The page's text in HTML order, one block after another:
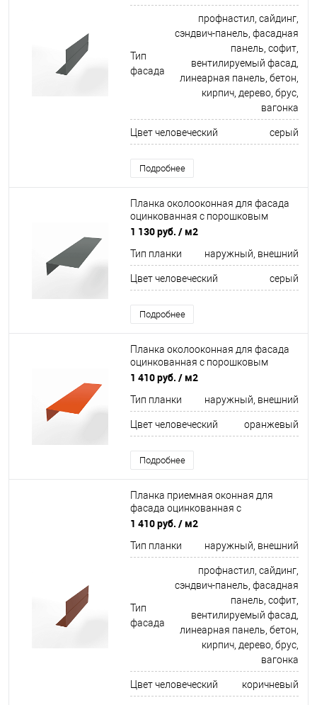
Тип
фасада
профнастил, сайдинг,
сэндвич-панель, фасадная
панель, софит,
вентилируемый фасад,
линеарная панель, бетон,
кирпич, дерево, брус,
вагонка
Цвет человеческий серый
Подробнее
Планка околооконная для фасада
оцинкованная с порошковым
покрытием 0,45мм ширина менее
1 130 руб. / м2
Тип планки наружный, внешний
Цвет человеческий серый
Подробнее
Планка околооконная для фасада
оцинкованная с порошковым
покрытием 0,45мм ширина более
1 410 руб. / м2
Тип планки наружный, внешний
Цвет человеческий оранжевый
Подробнее
Планка приемная оконная для
фасада оцинкованная с
порошковым покрытием 0,45мм
1 410 руб. / м2
Тип планки наружный, внешний
Тип
фасада
профнастил, сайдинг,
сэндвич-панель, фасадная
панель, софит,
вентилируемый фасад,
линеарная панель, бетон,
кирпич, дерево, брус,
вагонка
Цвет человеческий коричневый